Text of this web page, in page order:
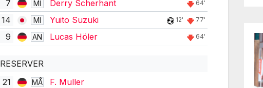
7 MI Derry Scherhant 64'
14 MI Yuito Suzuki 12' 77'
9 AN Lucas Höler 64'
RESERVER
21
MÅ
F. Muller